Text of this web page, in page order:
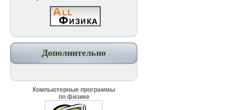
Дополнительно
Компьютерные программы
по физике